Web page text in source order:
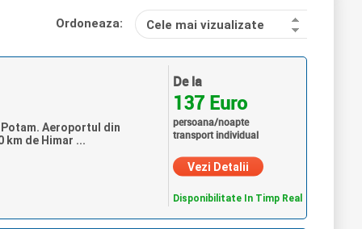
Ordoneaza: Cele mai vizualizate
De la
137 Euro
persoana/noapte
transport individual
Vezi Detalii
Disponibilitate In Timp Real
Aeroportul din
km de Himar ...